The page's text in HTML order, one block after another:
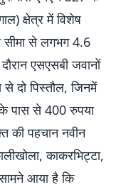
क्षेत्र में विशेष
सीमा से लगभग 4.6
एसएसबी जवानों
दो पिस्तौल, जिनमें
पास से 400 रुपया
की पहचान नवीन
काकरभिट्टा,
आया है कि